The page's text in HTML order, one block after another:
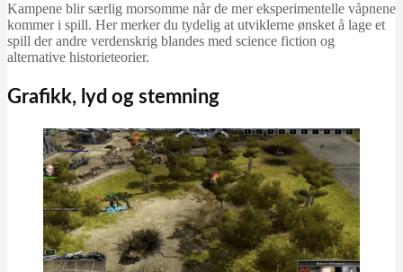
Kampene blir særlig morsomme når de mer eksperimentelle våpnene
kommer i spill. Her merker du tydelig at utviklerne ønsket å lage et
spill der andre verdenskrig blandes med science fiction og
alternative historieteorier.
Grafikk, lyd og stemning